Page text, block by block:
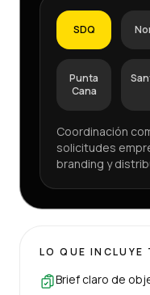
SDQ
Punta
Cana
Coordinación
solicitudes
branding y
LO QUE
Brief claro de